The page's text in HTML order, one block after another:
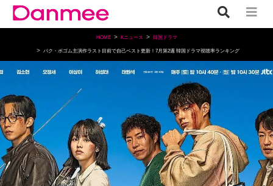
HOME Kニュース 韓国ドラマ
パク・ボゴム主演作ラスト目前で自己ベスト更新！7月第2週 韓国ドラマ視聴率ランキング